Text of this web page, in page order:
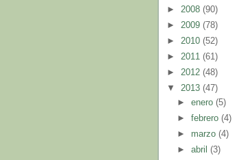
► 2008 (90)
► 2009 (78)
► 2010 (52)
► 2011 (61)
► 2012 (48)
▼ 2013 (47)
►enero(5)
►febrero(4)
► marzo(4)
►abril(3)